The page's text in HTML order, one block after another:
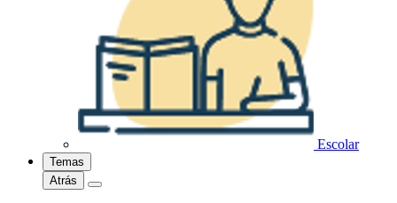
Escolar
Temas
Atrás